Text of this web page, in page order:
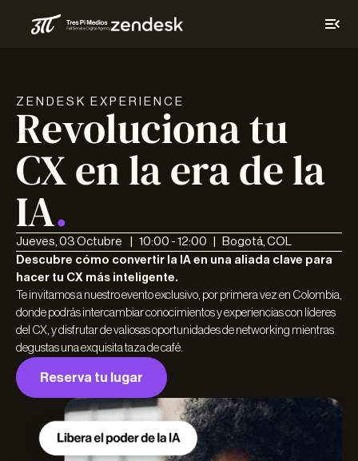
ZENDESK EXPERIENCE
Revoluciona tu
CX en la era de la
IA.
Jueves, 03 Octubre | 10:00 - 12:00 | Bogotá, COL
Descubre cómo convertir la IA en una aliada clave para
hacer tu CX más inteligente.
Te invitamos a nuestro evento exclusivo, por primera vez en Colombia,
donde podrás intercambiar conocimientos y experiencias con líderes
del CX, y disfrutar de valiosas oportunidades de networking mientras
degustas una exquisita taza de café.
Reserva tu lugar